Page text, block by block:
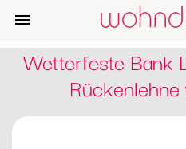

Wetterfeste Bank